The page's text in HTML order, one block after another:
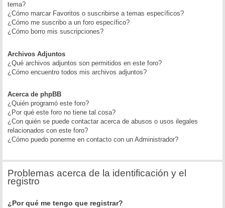
tema?
¿Cómo marcar Favoritos o suscribirse a temas específicos?
¿Cómo me suscribo a un foro específico?
¿Cómo borro mis suscripciones?
Archivos Adjuntos
¿Qué archivos adjuntos son permitidos en este foro?
¿Cómo encuentro todos mis archivos adjuntos?
Acerca de phpBB
¿Quién programó este foro?
¿Por qué este foro no tiene tal cosa?
¿Con quién se puede contactar acerca de abusos o usos ilegales
relacionados con este foro?
¿Cómo puedo ponerme en contacto con un Administrador?
Problemas acerca de la identificación y el
registro
¿Por qué me tengo que registrar?